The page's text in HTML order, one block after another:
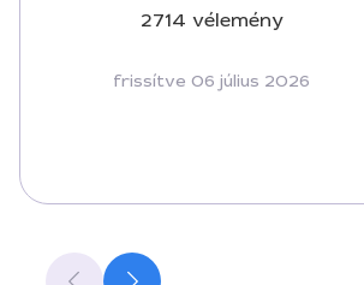
2714 vélemény
frissítve 06 július 2026